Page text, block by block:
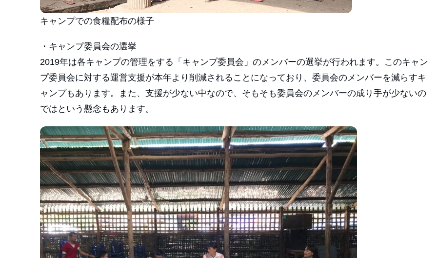
キャンプでの食糧配布の様子
・キャンプ委員会の選挙
2019年は各キャンプの管理をする「キャンプ委員会」のメンバーの選挙が行われます。このキャン
プ委員会に対する運営支援が本年より削減されることになっており、委員会のメンバーを減らすキ
ャンプもあります。また、支援が少ない中なので、そもそも委員会のメンバーの成り手が少ないの
ではという懸念もあります。